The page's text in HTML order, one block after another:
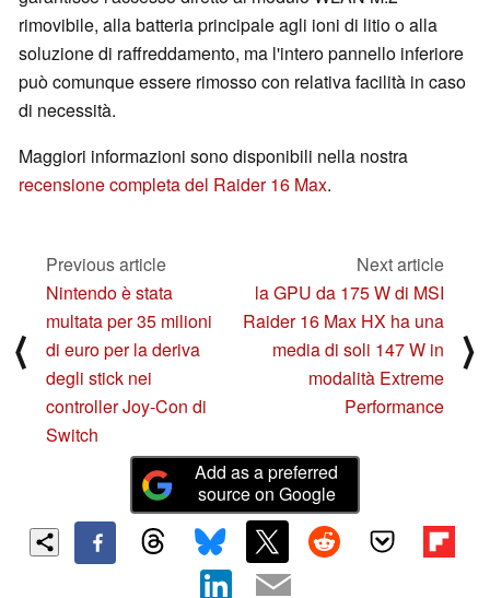
rimovibile, alla batteria principale agli ioni di litio o alla
soluzione di raffreddamento, ma l'intero pannello inferiore
può comunque essere rimosso con relativa facilità in caso
di necessità.
Maggiori informazioni sono disponibili nella nostra
recensione completa del Raider 16 Max.
⟨
Previous article
Nintendo è stata
multata per 35 milioni
di euro per la deriva
degli stick nei
controller Joy-Con di
Switch
Next article
la GPU da 175 W di MSI
Raider 16 Max HX ha una
media di soli 147 W in
modalità Extreme
Performance
⟩
Add as a preferred
source on Google